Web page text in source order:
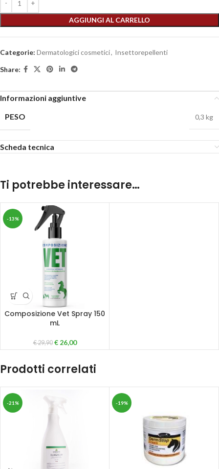
AGGIUNGI AL CARRELLO
Categorie: Dermatologici cosmetici, Insettorepellenti
Share:
Informazioni aggiuntive
PESO
0,3 kg
Scheda tecnica
Ti potrebbe interessare…
-13%
Composizione Vet Spray 150
mL
€29,90 €26,00
Prodotti correlati
-21% -19%